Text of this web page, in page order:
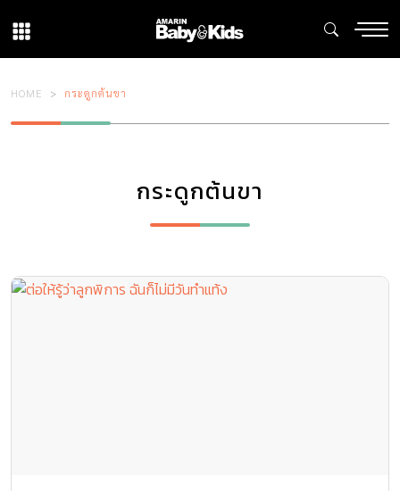
HOME กระดูกต้นขา
กระดูกต้นขา